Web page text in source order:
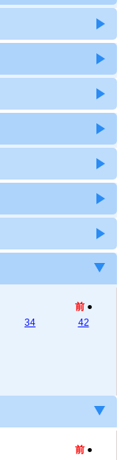
34
前 ●
42
前 ●